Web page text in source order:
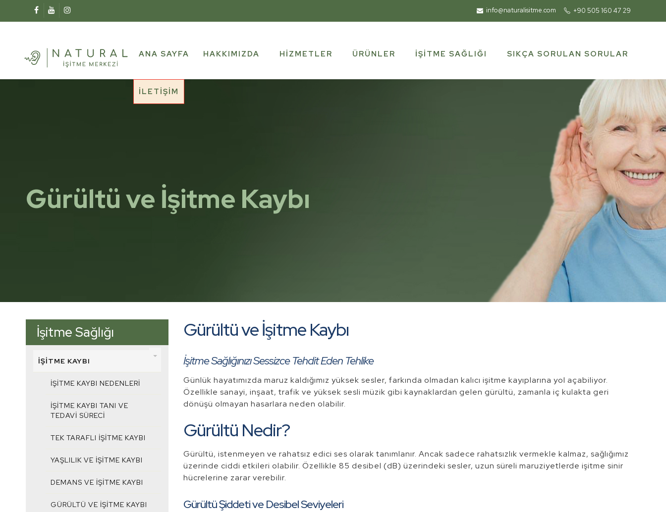
+90 505 160 47 29
info@naturalisitme.com
ANA SAYFA HAKKIMIZDA HIZMETLER ÜRÜNLER İŞITME SAĞLIĞI SIKÇA SORULAN SORULAR
İLETIŞIM
Gürültü ve İşitme Kaybı
Gürültü ve İşitme Kaybı
İşitme Sağlığınızı Sessizce Tehdit Eden Tehlike
Günlük hayatımızda maruz kaldığımız yüksek sesler, farkında olmadan kalıcı işitme kayıplarına yol açabiliyor.
Özellikle sanayi, inşaat, trafik ve yüksek sesli müzik gibi kaynaklardan gelen gürültü, zamanla iç kulakta geri
dönüşü olmayan hasarlara neden olabilir.
Gürültü Nedir?
Gürültü, istenmeyen ve rahatsız edici ses olarak tanımlanır. Ancak sadece rahatsızlık vermekle kalmaz, sağlığımız
üzerinde ciddi etkileri olabilir. Özellikle 85 desibel (dB) üzerindeki sesler, uzun süreli maruziyetlerde işitme sinir
hücrelerine zarar verebilir.
Gürültü Şiddeti ve Desibel Seviyeleri
İşitme Sağlığı
İŞITME KAYBI
İŞITME KAYBI NEDENLERI
İŞITME KAYBI TANI VE
TEDAVI SÜRECI
TEK TARAFLI İŞITME KAYBI
YAŞLILIK VE İŞITME KAYBI
DEMANS VE İŞITME KAYBI
GÜRÜLTÜ VE İŞITME KAYBI